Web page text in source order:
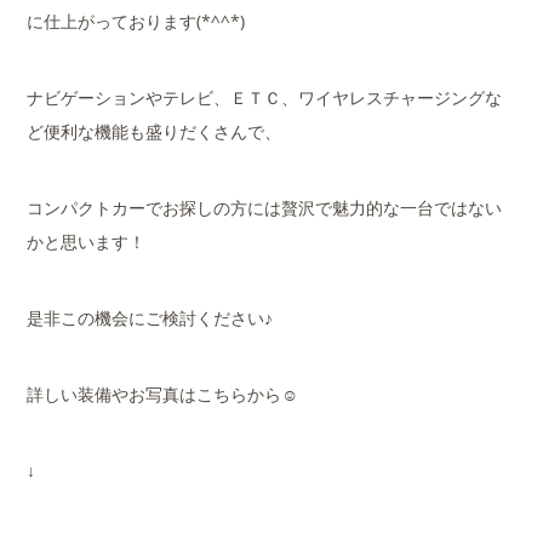
に仕上がっております(*^^*)
ナビゲーションやテレビ、ＥＴＣ、ワイヤレスチャージングな
ど便利な機能も盛りだくさんで、
コンパクトカーでお探しの方には贅沢で魅力的な一台ではない
かと思います！
是非この機会にご検討ください♪
詳しい装備やお写真はこちらから☺
↓